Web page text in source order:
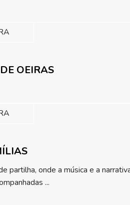
OEIRAS
onde a música e a
...